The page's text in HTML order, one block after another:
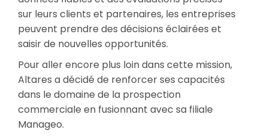
sur leurs clients et partenaires, les entreprises
peuvent prendre des décisions éclairées et
saisir de nouvelles opportunités.
Pour aller encore plus loin dans cette mission,
Altares a décidé de renforcer ses capacités
dans le domaine de la prospection
commerciale en fusionnant avec sa filiale
Manageo.